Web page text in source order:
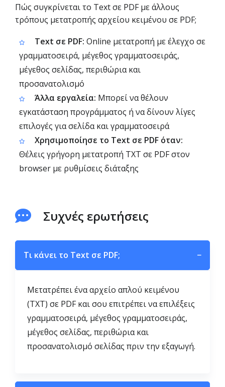
Πώς συγκρίνεται το Text σε PDF με άλλους
τρόπους μετατροπής αρχείου κειμένου σε PDF;
Text σε PDF: Online μετατροπή με έλεγχο σε
γραμματοσειρά, μέγεθος γραμματοσειράς,
μέγεθος σελίδας, περιθώρια και
προσανατολισμό
Άλλα εργαλεία: Μπορεί να θέλουν
εγκατάσταση προγράμματος ή να δίνουν λίγες
επιλογές για σελίδα και γραμματοσειρά
Χρησιμοποίησε το Text σε PDF όταν:
Θέλεις γρήγορη μετατροπή TXT σε PDF στον
browser με ρυθμίσεις διάταξης
Συχνές ερωτήσεις
Τι κάνει το Text σε PDF; −
Μετατρέπει ένα αρχείο απλού κειμένου
(TXT) σε PDF και σου επιτρέπει να επιλέξεις
γραμματοσειρά, μέγεθος γραμματοσειράς,
μέγεθος σελίδας, περιθώρια και
προσανατολισμό σελίδας πριν την εξαγωγή.